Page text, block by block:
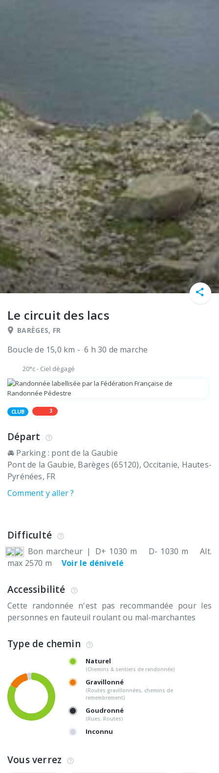
Le circuit des lacs
BARÈGES, FR
Boucle de 15,0 km - 6 h 30 de marche
20°c- Ciel dégagé
CLUB 3
Départ
🚘 Parking : pont de la Gaubie
Pont de la Gaubie Barèges (65120) Occitanie, Hautes-
Pyrénées FR
Comment y aller ?
Difficulté
Bon marcheur | D+ 1030 m D- 1030 m
Alt.
max 2570 m
Voir le dénivelé
Accessibilité
Cette randonnée n'est pas recommandée pour les
personnes en fauteuil roulant ou mal-marchantes
Type de chemin
Naturel
(Chemins & sentiers de randonnée)
Gravillonné
(Routes gravillonnées, chemins de
remembrement)
Goudronné
(Rues, Routes)
Inconnu
Vous verrez